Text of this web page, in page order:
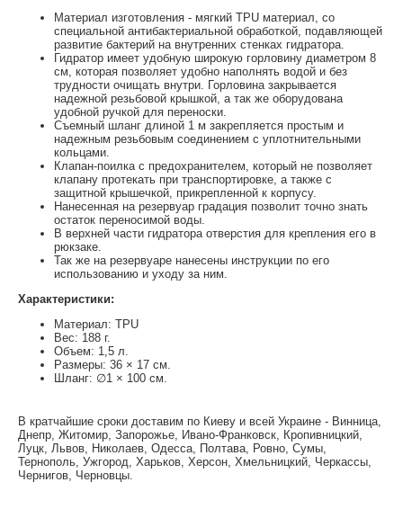
Материал изготовления - мягкий TPU материал, со
специальной антибактериальной обработкой, подавляющей
развитие бактерий на внутренних стенках гидратора.
Гидратор имеет удобную широкую горловину диаметром 8
см, которая позволяет удобно наполнять водой и без
трудности очищать внутри. Горловина закрывается
надежной резьбовой крышкой, а так же оборудована
удобной ручкой для переноски.
Съемный шланг длиной 1 м закрепляется простым и
надежным резьбовым соединением с уплотнительными
кольцами.
Клапан-поилка с предохранителем, который не позволяет
клапану протекать при транспортировке, а также с
защитной крышечкой, прикрепленной к корпусу.
Нанесенная на резервуар градация позволит точно знать
остаток переносимой воды.
В верхней части гидратора отверстия для крепления его в
рюкзаке.
Так же на резервуаре нанесены инструкции по его
использованию и уходу за ним.
Характеристики:
Материал: TPU
Вес: 188 г.
Объем: 1,5 л.
Размеры: 36 × 17 см.
Шланг: ∅1 × 100 см.
В кратчайшие сроки доставим по Киеву и всей Украине - Винница,
Днепр, Житомир, Запорожье, Ивано-Франковск, Кропивницкий,
Луцк, Львов, Николаев, Одесса, Полтава, Ровно, Сумы,
Тернополь, Ужгород, Харьков, Херсон, Хмельницкий, Черкассы,
Чернигов, Черновцы.